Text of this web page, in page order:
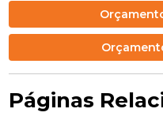
Páginas